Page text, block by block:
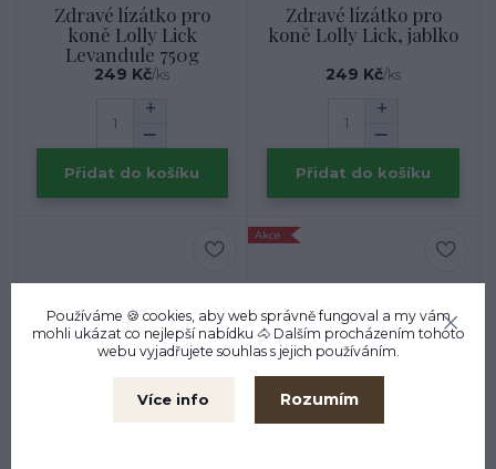
Zdravé lízátko pro
koně Lolly Lick
Levandule 750g
249 Kč/ks
Přidat do košíku
Zdravé lízátko pro
koně Lolly Lick, jablko
249 Kč/ks
Přidat do košíku
Akce
Používáme 🍪 cookies, aby web správně fungoval a my vám
mohli ukázat co nejlepší nabídku 🐴 Dalším procházením tohoto
webu vyjadřujete souhlas s jejich používáním.
Více info Rozumím